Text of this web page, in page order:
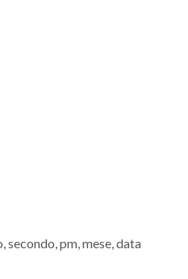
pm, mese, data